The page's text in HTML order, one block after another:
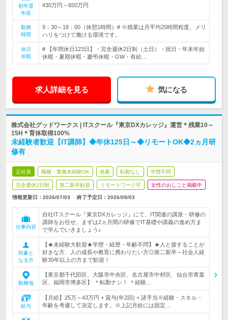
初年度
年収
430万円～650万円
勤務
時間
9：30～18：00（休憩1時間）# ※残業は月平均25時間程度。メリ
ハリをつけて働ける環境です。
休日
休暇
# 【年間休日123日】・完全週休2日制（土日）・祝日・年末年始
休暇・夏期休暇・慶弔休暇・GW・有給…
求人詳細を見る 気になる
株式会社グッドワークス | ITスクール『東京DXカレッジ』運営＊残業10～
15H＊育休取得100%
未経験者歓迎【IT講師】◆年休125日～◆リモートOK◆2ヵ月研
修有
正社員 職種・業種未経験OK 急募 転勤なし 学歴不問
完全週休2日制 第二新卒歓迎 リモートワーク可 女性のおしごと掲載中
情報更新日：2026/07/03 終了予定日： 2026/09/03
仕事内容
自社ITスクール『東京DXカレッジ』にて、IT関連の講座・研修の
講師をお任せ。まずは2ヵ月間の研修でIT基礎や講義の進め方ま
で学んでいきましょう♪
対象と
なる方
【★未経験大歓迎★学歴・経歴・年齢不問】★人と接することが
好きな方、人の成長や教育に携わりたい方◎第二新卒～社会人経
験30年以上の方まで歓迎！
勤務地
【東京都千代田区、大阪市中央区、名古屋市中村区、仙台市青葉
区、福岡市博多区】 ＊転勤ナシ！ ＊経験…
給与
【月給】25万～43万円 + 賞与(年2回) + 諸手当※経験・スキル・
年齢を考慮して決定します。※上記月給には固定…